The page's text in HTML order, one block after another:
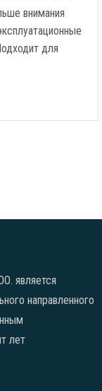
внимания
для
является
направленного
лет